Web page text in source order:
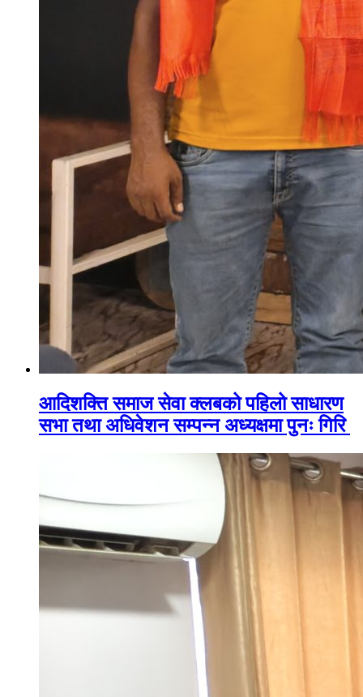
आदिशक्ति समाज सेवा क्लबको पहिलो साधारण
सभा तथा अधिवेशन सम्पन्न अध्यक्षमा पुनः गिरि